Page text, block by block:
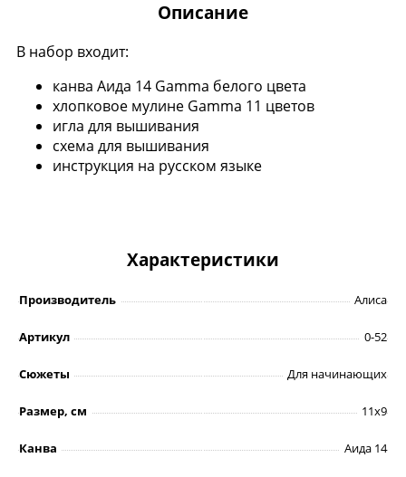
Описание
В набор входит:
канва Аида 14 Gamma белого цвета
хлопковое мулине Gamma 11 цветов
игла для вышивания
схема для вышивания
инструкция на русском языке
Характеристики
Производитель Алиса
Артикул 0-52
Сюжеты Для начинающих
Размер, см 11х9
Канва Аида 14